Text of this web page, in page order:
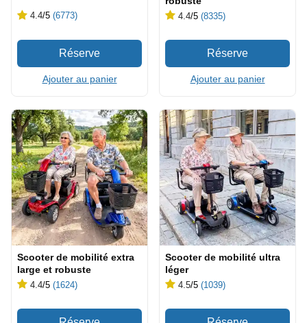
4.4/5 (6773)
Ajouter au panier
4.4/5 (8335)
Ajouter au panier
Scooter de mobilité extra
large et robuste
4.4/5 (1624)
Scooter de mobilité ultra
léger
4.5/5 (1039)